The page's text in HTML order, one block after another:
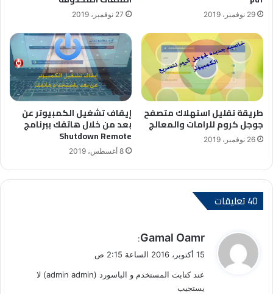
29 نوفمبر، 2019 27 نوفمبر، 2019
طريقة تقليل استهلاك متصفح
جوجل كروم للرامات والمعالج
26 نوفمبر، 2019
إيقاف تشغيل الكمبيوتر عن
بعد من خلال هاتفك ببرنامج
Shutdown Remote
8 أغسطس، 2019
‫40 تعليقات
ي
ق
ل
Gamal Oamr
:
15 أكتوبر، 2016 الساعة 2:15 ص
عند كتابت المستخدم و الباسورد (admin admin) لا
يستجيب